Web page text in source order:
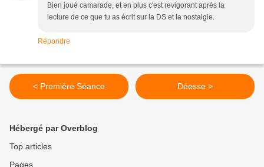
Bien joué camarade, et en plus c'est revigorant après la
lecture de ce que tu as écrit sur la DS et la nostalgie.
Répondre
< Première Séance Déesse >
Hébergé par Overblog
Top articles
Pages